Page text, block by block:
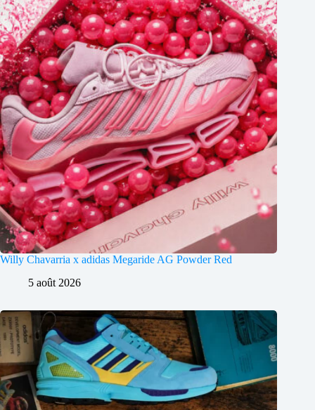
Willy Chavarria x adidas Megaride AG Powder Red
5 août 2026